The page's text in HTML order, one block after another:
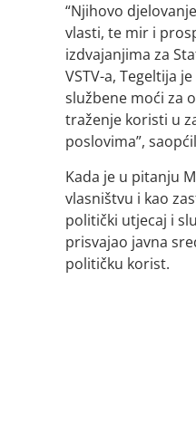
“Njihovo
vlasti, te mir i
izdvajanjima za
VSTV-a, Tegeltija
službene moći za
traženje koristi u
poslovima”,
Kada je u pitanju
vlasništvu i kao
politički utjecaj i
prisvajao javna
političku korist.